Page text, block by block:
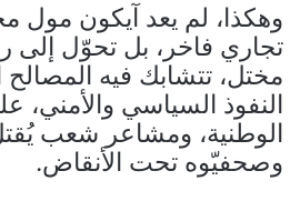
وهكذا، لم يعد آيكون مول
تجاري فاخر، بل تحوّل إلى
مختل، تتشابك فيه المصالح
النفوذ السياسي والأمني،
الوطنية، ومشاعر شعب
وصحفيّوه تحت الأنقاض.